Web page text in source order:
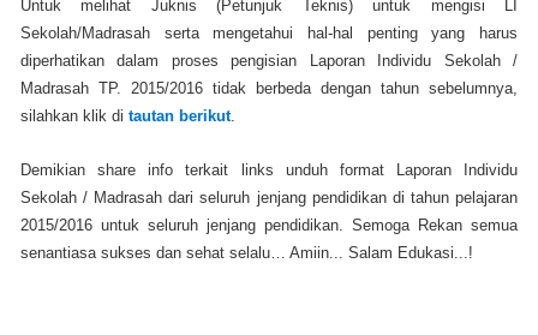
Untuk melihat Juknis (Petunjuk Teknis) untuk mengisi LI
Sekolah/Madrasah serta mengetahui hal-hal penting yang harus
diperhatikan dalam proses pengisian Laporan Individu Sekolah /
Madrasah TP. 2015/2016 tidak berbeda dengan tahun sebelumnya,
silahkan klik di tautan berikut.
Demikian share info terkait links unduh format Laporan Individu
Sekolah / Madrasah dari seluruh jenjang pendidikan di tahun pelajaran
2015/2016 untuk seluruh jenjang pendidikan. Semoga Rekan semua
senantiasa sukses dan sehat selalu… Amiin... Salam Edukasi...!